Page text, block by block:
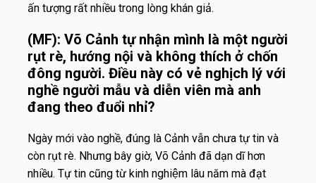
ấn tượng rất nhiều trong lòng khán giả.
(MF): Võ Cảnh tự nhận mình là một người
rụt rè, hướng nội và không thích ở chốn
đông người. Điều này có vẻ nghịch lý với
nghề người mẫu và diễn viên mà anh
đang theo đuổi nhỉ?
Ngày mới vào nghề, đúng là Cảnh vẫn chưa tự tin và
còn rụt rè. Nhưng bây giờ, Võ Cảnh đã dạn dĩ hơn
nhiều. Tự tin cũng từ kinh nghiệm lâu năm mà đạt